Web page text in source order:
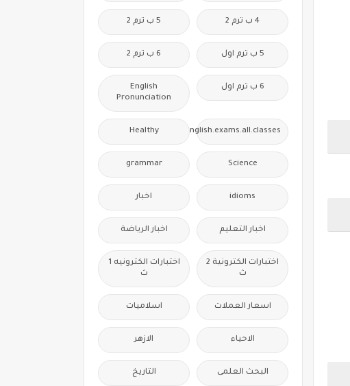
4 ب ترم 2 5 ب ترم 2
5 ب ترم اول 6 ب ترم 2
6 ب ترم اول
English
Pronunciation
Free.English.exams.all.classes
Healthy
Science
grammar
idioms اخبار
اخبار التعليم اخبار الرياضة
اختبارات الكترونية 2
ث
اختبارات الكترونيه 1
ث
اسعار العملات اسلاميات
الاحياء الازهر
البحث العلمى التاريخ